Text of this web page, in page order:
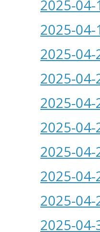
2025-
2025-
2025-
2025-
2025-
2025-
2025-
2025-
2025-
2025-